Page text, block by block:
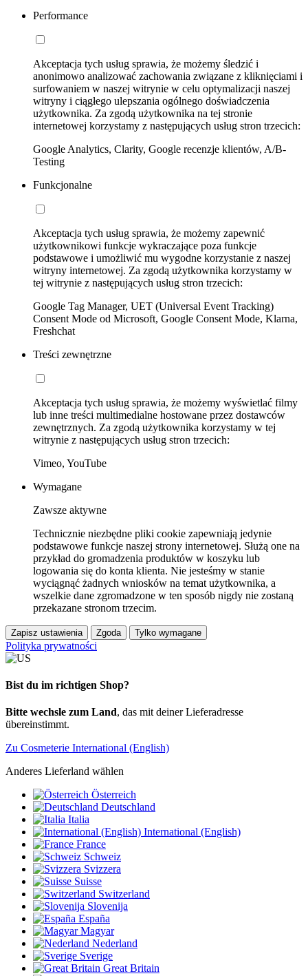
Performance
Akceptacja tych usług sprawia, że możemy śledzić i
anonimowo analizować zachowania związane z kliknięciami i
surfowaniem w naszej witrynie w celu optymalizacji naszej
witryny i ciągłego ulepszania ogólnego doświadczenia
użytkownika. Za zgodą użytkownika na tej stronie
internetowej korzystamy z następujących usług stron trzecich:
Google Analytics, Clarity, Google recenzje klientów, A/B-
Testing
Funkcjonalne
Akceptacja tych usług sprawia, że możemy zapewnić
użytkownikowi funkcje wykraczające poza funkcje
podstawowe i umożliwić mu wygodne korzystanie z naszej
witryny internetowej. Za zgodą użytkownika korzystamy w
tej witrynie z następujących usług stron trzecich:
Google Tag Manager, UET (Universal Event Tracking)
Consent Mode od Microsoft, Google Consent Mode, Klarna,
Freshchat
Treści zewnętrzne
Akceptacja tych usług sprawia, że możemy wyświetlać filmy
lub inne treści multimedialne hostowane przez dostawców
zewnętrznych. Za zgodą użytkownika korzystamy w tej
witrynie z następujących usług stron trzecich:
Vimeo, YouTube
Wymagane
Zawsze aktywne
Technicznie niezbędne pliki cookie zapewniają jedynie
podstawowe funkcje naszej strony internetowej. Służą one na
przykład do gromadzenia produktów w koszyku lub
logowania się do konta klienta. Nie jesteśmy w stanie
wyciągnąć żadnych wniosków na temat użytkownika, a
wszelkie dane zgromadzone w ten sposób nigdy nie zostaną
przekazane stronom trzecim.
Zapisz ustawienia Zgoda Tylko wymagane
Polityka prywatności
Bist du im richtigen Shop?
Bitte wechsle zum Land, das mit deiner Lieferadresse
übereinstimmt.
Zu Cosmeterie International (English)
Anderes Lieferland wählen
Österreich
Deutschland
Italia
International (English)
France
Schweiz
Svizzera
Suisse
Switzerland
Slovenija
España
Magyar
Nederland
Sverige
Great Britain